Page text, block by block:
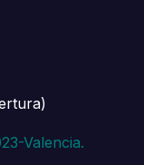
Valencia.